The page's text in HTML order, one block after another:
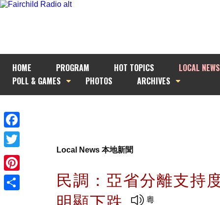
HOME PROGRAM HOT TOPICS
LOCAL NEWS
POLL & GAMES
PHOTOS ARCHIVES
Facebook
Twitter
Pinterest
Local News 本地新聞
民調：亞省分離支持